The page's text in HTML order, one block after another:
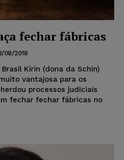
fechar fábricas
08/2018
Kirin (dona da Schin)
vantajosa para os
processos judiciais
fechar fechar fábricas no